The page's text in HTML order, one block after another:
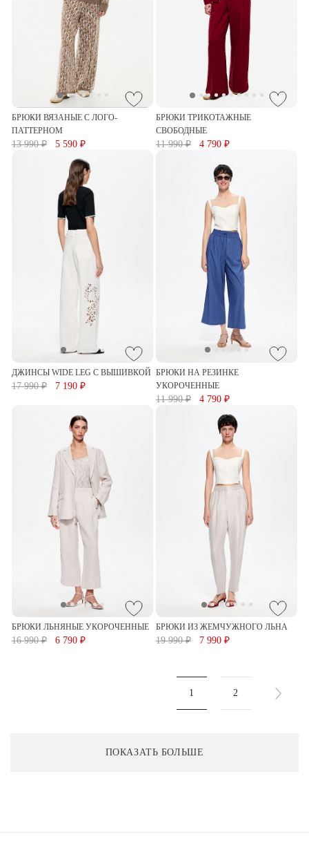
БРЮКИ ВЯЗАНЫЕ С ЛОГО-
ПАТТЕРНОМ
13 990 ₽ 5 590 ₽
БРЮКИ ТРИКОТАЖНЫЕ
СВОБОДНЫЕ
11 990 ₽ 4 790 ₽
ДЖИНСЫ WIDE LEG С ВЫШИВКОЙ
17 990 ₽ 7 190 ₽
БРЮКИ НА РЕЗИНКЕ
УКОРОЧЕННЫЕ
11 990 ₽ 4 790 ₽
БРЮКИ ЛЬНЯНЫЕ УКОРОЧЕННЫЕ
16 990 ₽ 6 790 ₽
БРЮКИ ИЗ ЖЕМЧУЖНОГО ЛЬНА
19 990 ₽ 7 990 ₽
1 2
ПОКАЗАТЬ БОЛЬШЕ